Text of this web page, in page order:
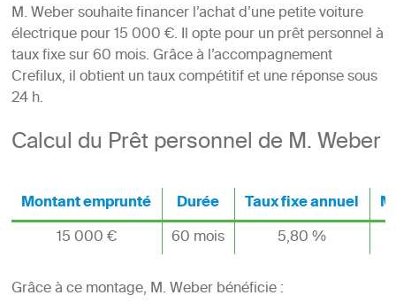
M. Weber souhaite financer l’achat d’une petite voiture
électrique pour 15 000 €. Il opte pour un prêt personnel à
taux fixe sur 60 mois. Grâce à l’accompagnement
Crefilux, il obtient un taux compétitif et une réponse sous
24 h.
Calcul du Prêt personnel de M. Weber
Montant emprunté Durée Taux fixe annuel
15 000 € 60 mois 5,80 %
Grâce à ce montage, M. Weber bénéficie :